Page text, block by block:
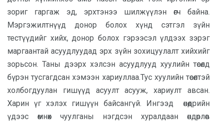
зориг гаргаж эд, эрхтэнээ шилжүүлэн өгч байна.
Мэргэжилтнүүд донор болох хүнд сэтгэл зүйн
тестүүдийг хийх, донор болох гэрээсэл үлдээх зэрэг
маргаантай асуудлуудад эрх зүйн зохицуулалт хийхийг
зорьсон. Таны дээрх хэлсэн асуудлууд хуулийн төсөлд
бүрэн тусгагдсан хэмээн хариуллаа.Тус хуулийн төсөлтэй
холбогдуулан гишүүд асуулт асууж, хариулт авсан.
Харин үг хэлэх гишүүн байсангүй. Ингээд өнөөдрийн
үдээс өмнөх чуулганы нэгдсэн хуралдаан өндөрлөв